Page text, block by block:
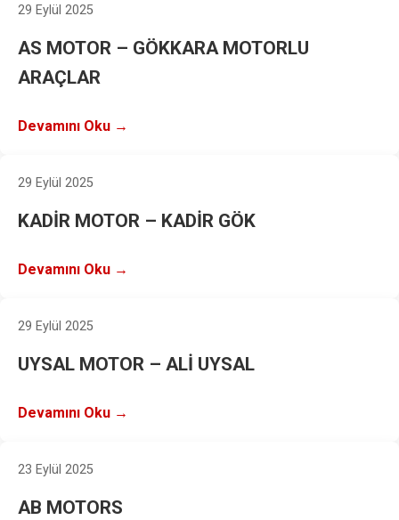
29 Eylül 2025
AS MOTOR – GÖKKARA MOTORLU
ARAÇLAR
Devamını Oku →
29 Eylül 2025
KADİR MOTOR – KADİR GÖK
Devamını Oku →
29 Eylül 2025
UYSAL MOTOR – ALİ UYSAL
Devamını Oku →
23 Eylül 2025
AB MOTORS